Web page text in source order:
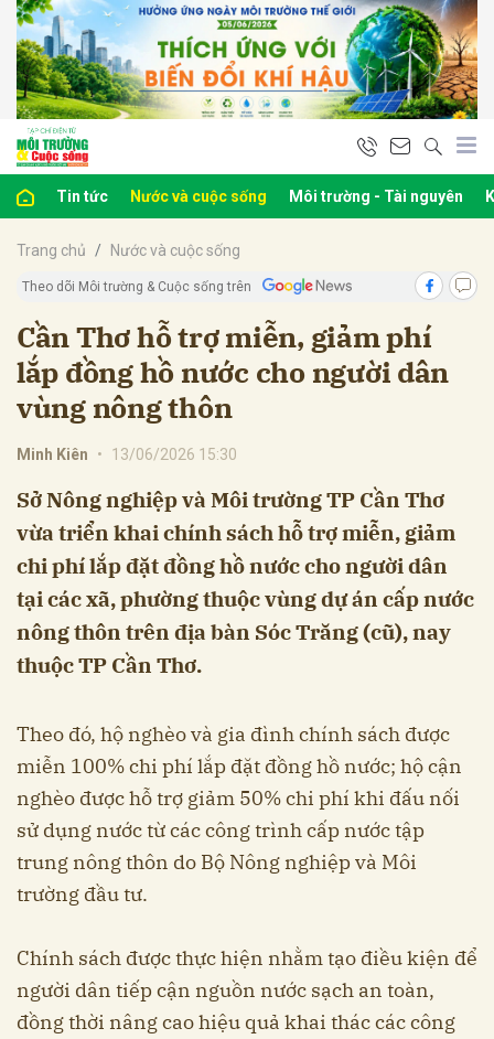
Tin tức Nước và cuộc sống Môi trường - Tài nguyên
Trang chủ Nước và cuộc sống
Theo dõi Môi trường & Cuộc sống trên
Cần Thơ hỗ trợ miễn, giảm phí
lắp đồng hồ nước cho người dân
vùng nông thôn
Minh Kiên • 13/06/2026 15:30
Sở Nông nghiệp và Môi trường TP Cần Thơ
vừa triển khai chính sách hỗ trợ miễn, giảm
chi phí lắp đặt đồng hồ nước cho người dân
tại các xã, phường thuộc vùng dự án cấp nước
nông thôn trên địa bàn Sóc Trăng (cũ), nay
thuộc TP Cần Thơ.
Theo đó, hộ nghèo và gia đình chính sách được
miễn 100% chi phí lắp đặt đồng hồ nước; hộ cận
nghèo được hỗ trợ giảm 50% chi phí khi đấu nối
sử dụng nước từ các công trình cấp nước tập
trung nông thôn do Bộ Nông nghiệp và Môi
trường đầu tư.
Chính sách được thực hiện nhằm tạo điều kiện để
người dân tiếp cận nguồn nước sạch an toàn,
đồng thời nâng cao hiệu quả khai thác các công
luận
Hủy